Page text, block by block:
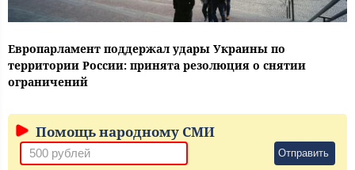
Европарламент поддержал удары Украины по
территории России: принята резолюция о снятии
ограничений
Помощь народному СМИ
Отправить